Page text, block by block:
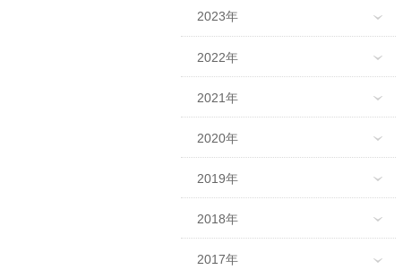
2023年
2022年
2021年
2020年
2019年
2018年
2017年